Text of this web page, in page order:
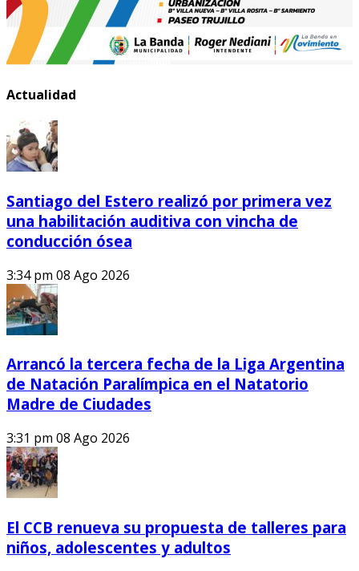
Actualidad
Santiago del Estero realizó por primera vez
una habilitación auditiva con vincha de
conducción ósea
3:34 pm 08 Ago 2026
Arrancó la tercera fecha de la Liga Argentina
de Natación Paralímpica en el Natatorio
Madre de Ciudades
3:31 pm 08 Ago 2026
El CCB renueva su propuesta de talleres para
niños, adolescentes y adultos